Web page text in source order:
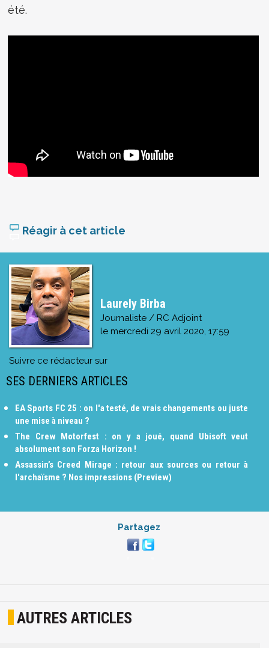
été.
Réagir à cet article
Laurely Birba
Journaliste / RC Adjoint
le mercredi 29 avril 2020, 17:59
Suivre ce rédacteur sur
SES DERNIERS ARTICLES
EA Sports FC 25 : on l'a testé, de vrais changements ou juste
une mise à niveau ?
The Crew Motorfest : on y a joué, quand Ubisoft veut
absolument son Forza Horizon !
Assassin’s Creed Mirage : retour aux sources ou retour à
l'archaïsme ? Nos impressions (Preview)
Partagez
AUTRES ARTICLES